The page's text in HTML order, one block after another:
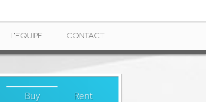
L'EQUIPE CONTACT
Buy Rent